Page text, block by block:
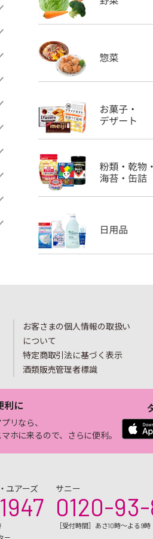
お客さまの個人情報の取扱い
について
特定商取引法に基づく表示
酒類販売管理者標識
利に
リなら、
ホに来るので、さらに便利。
ユアーズ
サニー
0120-93-
［受付時間］あさ10時～よる9時